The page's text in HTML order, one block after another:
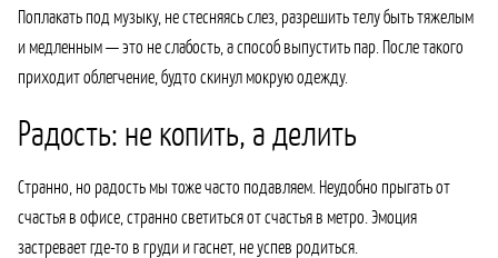
Поплакать под музыку, не стесняясь слез, разрешить телу быть тяжелым
и медленным — это не слабость, а способ выпустить пар. После такого
приходит облегчение, будто скинул мокрую одежду.
Радость: не копить, а делить
Странно, но радость мы тоже часто подавляем. Неудобно прыгать от
счастья в офисе, странно светиться от счастья в метро. Эмоция
застревает где-то в груди и гаснет, не успев родиться.